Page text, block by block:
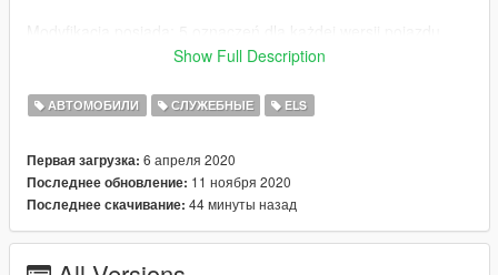
obsługę ELS, tłukące się wszystkie szyby oraz inne szklane
Pilot od modulatora FSV AS-422, który jest w środku w kilku
wersjach, działa tak jak w rzeczywistości, czyli sygnalizuje czy
W wersji nieoznakowanej z lampą FSV LM400 zamontowany
jest wideorejestrator i tablica do wyświetlania poleceń dla
kierowców.
Show Full Description
АВТОМОБИЛИ СЛУЖЕБНЫЕ ELS
Первая загрузка: 6 апреля 2020
Последнее обновление: 11 ноября 2020
Последнее скачивание: 44 минуты назад